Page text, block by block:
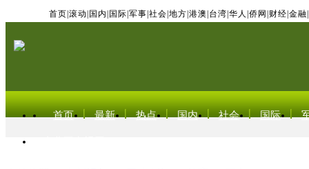
首页 滚动 国内 国际 军事 社会 地方 港澳 台湾 华人 侨网 财经 金融
首页 最新 热点 国内 社会 国际